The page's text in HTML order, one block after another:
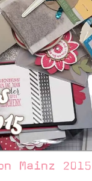
Mainz 2015